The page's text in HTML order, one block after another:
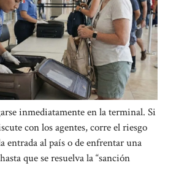
inmediatamente en la terminal. Si
con los agentes, corre el riesgo
entrada al país o de enfrentar una
que se resuelva la “sanción